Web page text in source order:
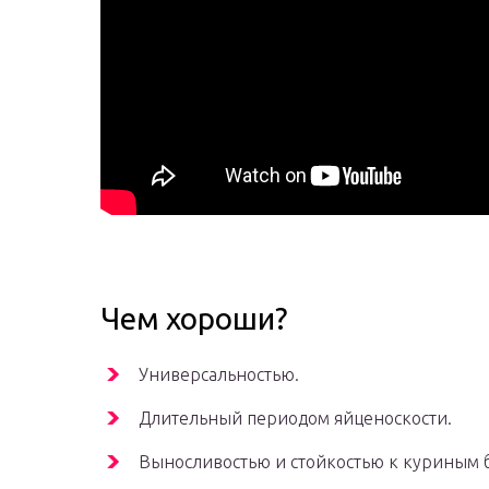
Чем хороши?
Универсальностью.
Длительный периодом яйценоскости.
Выносливостью и стойкостью к куриным